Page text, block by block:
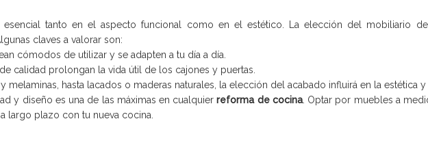
tanto en el aspecto funcional como en el estético. La elección del mobiliario
claves a valorar son:
cómodos de utilizar y se adapten a tu día a día.
calidad prolongan la vida útil de los cajones y puertas.
melaminas, hasta lacados o maderas naturales, la elección del acabado influirá en la estética y
y diseño es una de las máximas en cualquierreforma de cocina. Optar por muebles a
largo plazo con tu nueva cocina.